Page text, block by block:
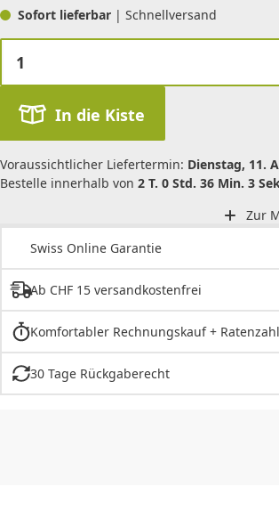
Sofort lieferbar | Schnellversand
In die Kiste
Voraussichtlicher Liefertermin: Dienstag, 11.
Bestelle innerhalb von 2 T. 0 Std. 36 Min. 3
Zur
Swiss Online Garantie
Ab CHF 15 versandkostenfrei
Komfortabler Rechnungskauf +
30 Tage Rückgaberecht